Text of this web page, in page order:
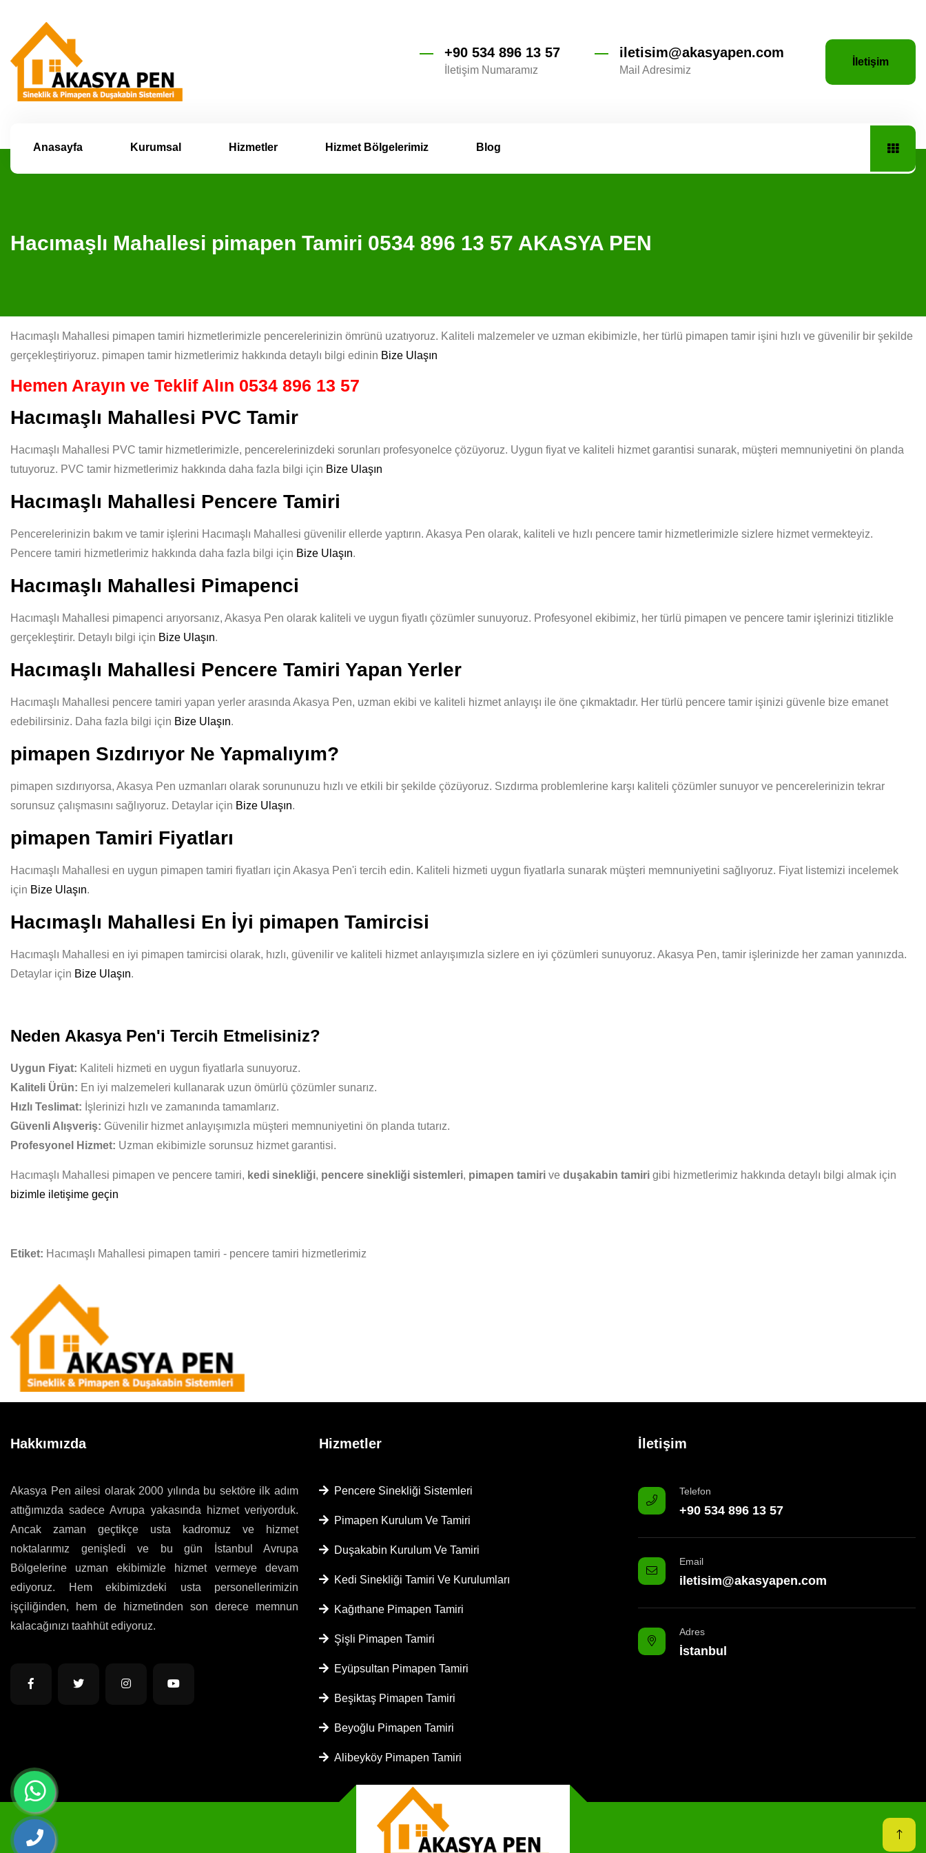
+90 534 896 13 57
İletişim Numaramız
iletisim@akasyapen.com
Mail Adresimiz
İletişim
Anasayfa Kurumsal Hizmetler Hizmet Bölgelerimiz Blog
Hacımaşlı Mahallesi pimapen Tamiri 0534 896 13 57 AKASYA PEN
Hacımaşlı Mahallesi pimapen tamiri hizmetlerimizle pencerelerinizin ömrünü uzatıyoruz. Kaliteli malzemeler ve uzman ekibimizle, her türlü pimapen tamir işini hızlı ve güvenilir bir şekilde
gerçekleştiriyoruz. pimapen tamir hizmetlerimiz hakkında detaylı bilgi edinin Bize Ulaşın
Hemen Arayın ve Teklif Alın 0534 896 13 57
Hacımaşlı Mahallesi PVC Tamir
Hacımaşlı Mahallesi PVC tamir hizmetlerimizle, pencerelerinizdeki sorunları profesyonelce çözüyoruz. Uygun fiyat ve kaliteli hizmet garantisi sunarak, müşteri memnuniyetini ön planda
tutuyoruz. PVC tamir hizmetlerimiz hakkında daha fazla bilgi için Bize Ulaşın
Hacımaşlı Mahallesi Pencere Tamiri
Pencerelerinizin bakım ve tamir işlerini Hacımaşlı Mahallesi güvenilir ellerde yaptırın. Akasya Pen olarak, kaliteli ve hızlı pencere tamir hizmetlerimizle sizlere hizmet vermekteyiz.
Pencere tamiri hizmetlerimiz hakkında daha fazla bilgi için Bize Ulaşın.
Hacımaşlı Mahallesi Pimapenci
Hacımaşlı Mahallesi pimapenci arıyorsanız, Akasya Pen olarak kaliteli ve uygun fiyatlı çözümler sunuyoruz. Profesyonel ekibimiz, her türlü pimapen ve pencere tamir işlerinizi titizlikle
gerçekleştirir. Detaylı bilgi için Bize Ulaşın.
Hacımaşlı Mahallesi Pencere Tamiri Yapan Yerler
Hacımaşlı Mahallesi pencere tamiri yapan yerler arasında Akasya Pen, uzman ekibi ve kaliteli hizmet anlayışı ile öne çıkmaktadır. Her türlü pencere tamir işinizi güvenle bize emanet
edebilirsiniz. Daha fazla bilgi için Bize Ulaşın.
pimapen Sızdırıyor Ne Yapmalıyım?
pimapen sızdırıyorsa, Akasya Pen uzmanları olarak sorununuzu hızlı ve etkili bir şekilde çözüyoruz. Sızdırma problemlerine karşı kaliteli çözümler sunuyor ve pencerelerinizin tekrar
sorunsuz çalışmasını sağlıyoruz. Detaylar için Bize Ulaşın.
pimapen Tamiri Fiyatları
Hacımaşlı Mahallesi en uygun pimapen tamiri fiyatları için Akasya Pen'i tercih edin. Kaliteli hizmeti uygun fiyatlarla sunarak müşteri memnuniyetini sağlıyoruz. Fiyat listemizi incelemek
için Bize Ulaşın.
Hacımaşlı Mahallesi En İyi pimapen Tamircisi
Hacımaşlı Mahallesi en iyi pimapen tamircisi olarak, hızlı, güvenilir ve kaliteli hizmet anlayışımızla sizlere en iyi çözümleri sunuyoruz. Akasya Pen, tamir işlerinizde her zaman yanınızda.
Detaylar için Bize Ulaşın.
Neden Akasya Pen'i Tercih Etmelisiniz?
Uygun Fiyat: Kaliteli hizmeti en uygun fiyatlarla sunuyoruz.
Kaliteli Ürün: En iyi malzemeleri kullanarak uzun ömürlü çözümler sunarız.
Hızlı Teslimat: İşlerinizi hızlı ve zamanında tamamlarız.
Güvenli Alışveriş: Güvenilir hizmet anlayışımızla müşteri memnuniyetini ön planda tutarız.
Profesyonel Hizmet: Uzman ekibimizle sorunsuz hizmet garantisi.
Hacımaşlı Mahallesi pimapen ve pencere tamiri, kedi sinekliği, pencere sinekliği sistemleri, pimapen tamiri ve duşakabin tamiri gibi hizmetlerimiz hakkında detaylı bilgi almak için
bizimle iletişime geçin
Etiket: Hacımaşlı Mahallesi pimapen tamiri - pencere tamiri hizmetlerimiz
Hakkımızda
Akasya Pen ailesi olarak 2000 yılında bu sektöre ilk adım
attığımızda sadece Avrupa yakasında hizmet veriyorduk.
Ancak zaman geçtikçe usta kadromuz ve hizmet
noktalarımız genişledi ve bu gün İstanbul Avrupa
Bölgelerine uzman ekibimizle hizmet vermeye devam
ediyoruz. Hem ekibimizdeki usta personellerimizin
işçiliğinden, hem de hizmetinden son derece memnun
kalacağınızı taahhüt ediyoruz.
Hizmetler
Pencere Sinekliği Sistemleri
Pimapen Kurulum Ve Tamiri
Duşakabin Kurulum Ve Tamiri
Kedi Sinekliği Tamiri Ve Kurulumları
Kağıthane Pimapen Tamiri
Şişli Pimapen Tamiri
Eyüpsultan Pimapen Tamiri
Beşiktaş Pimapen Tamiri
Beyoğlu Pimapen Tamiri
Alibeyköy Pimapen Tamiri
İletişim
Telefon
+90 534 896 13 57
Email
iletisim@akasyapen.com
Adres
İstanbul